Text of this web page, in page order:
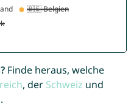
Finde heraus, welche
, der Schweiz und